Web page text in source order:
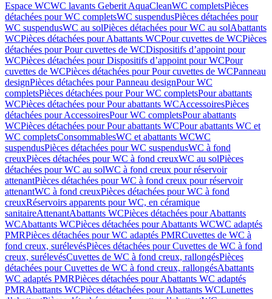
Espace WCWC lavants Geberit AquaCleanWC completsPièces
détachées pour WC completsWC suspendusPièces détachées pour
WC suspendusWC au solPièces détachées pour WC au solAbattants
WCPièces détachées pour Abattants WCPour cuvettes de WCPièces
détachées pour Pour cuvettes de WCDispositifs d’appoint pour
WCPièces détachées pour Dispositifs d’appoint pour WCPour
cuvettes de WCPièces détachées pour Pour cuvettes de WCPanneau
designPièces détachées pour Panneau designPour WC
completsPièces détachées pour Pour WC completsPour abattants
WCPièces détachées pour Pour abattants WCAccessoiresPièces
détachées pour AccessoiresPour WC completsPour abattants
WCPièces détachées pour Pour abattants WCPour abattants WC et
WC completsConsommablesWC et abattants WCWC
suspendusPièces détachées pour WC suspendusWC à fond
creuxPièces détachées pour WC à fond creuxWC au solPièces
détachées pour WC au solWC à fond creux pour réservoir
attenantPièces détachées pour WC à fond creux pour réservoir
attenantWC à fond creuxPièces détachées pour WC à fond
creuxRéservoirs apparents pour WC, en céramique
sanitaireAttenantAbattants WCPièces détachées pour Abattants
WCAbattants WCPièces détachées pour Abattants WCWC adaptés
PMRPièces détachées pour WC adaptés PMRCuvettes de WC à
fond creux, surélevésPièces détachées pour Cuvettes de WC à fond
creux, surélevésCuvettes de WC à fond creux, rallongésPièces
détachées pour Cuvettes de WC à fond creux, rallongésAbattants
WC adaptés PMRPièces détachées pour Abattants WC adaptés
PMRAbattants WCPièces détachées pour Abattants WCLunettes